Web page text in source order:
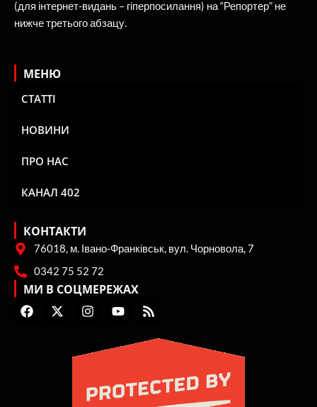
(для інтернет-видань – гіперпосилання) на “Репортер” не
нижче третього абзацу.
МЕНЮ
СТАТТІ
НОВИНИ
ПРО НАС
КАНАЛ 402
КОНТАКТИ
76018, м. Івано-Франківськ, вул. Чорновола, 7
0342 75 52 72
МИ В СОЦМЕРЕЖАХ
F
a
X
-
I
n
a
a
Y
o
t
e
R
s